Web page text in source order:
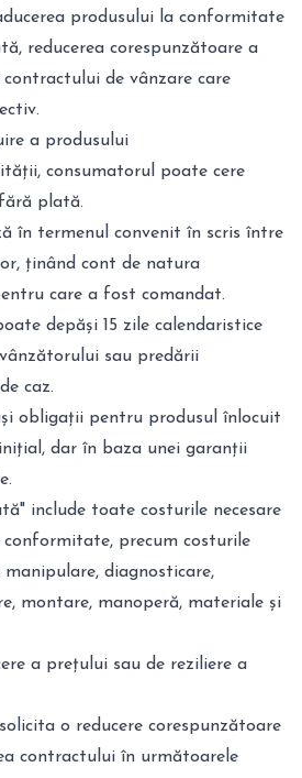
produsului la conformitate
reducerea corespunzătoare a
de vânzare care
a produsului
consumatorul poate cere
plată.
în termenul convenit în scris între
ținând cont de natura
care a fost comandat.
depăși 15 zile calendaristice
sau predării
caz.
obligații pentru produsul înlocuit
dar în baza unei garanții
include toate costurile necesare
precum costurile
diagnosticare,
montare, manoperă, materiale și
a prețului sau de reziliere a
o reducere corespunzătoare
contractului în următoarele